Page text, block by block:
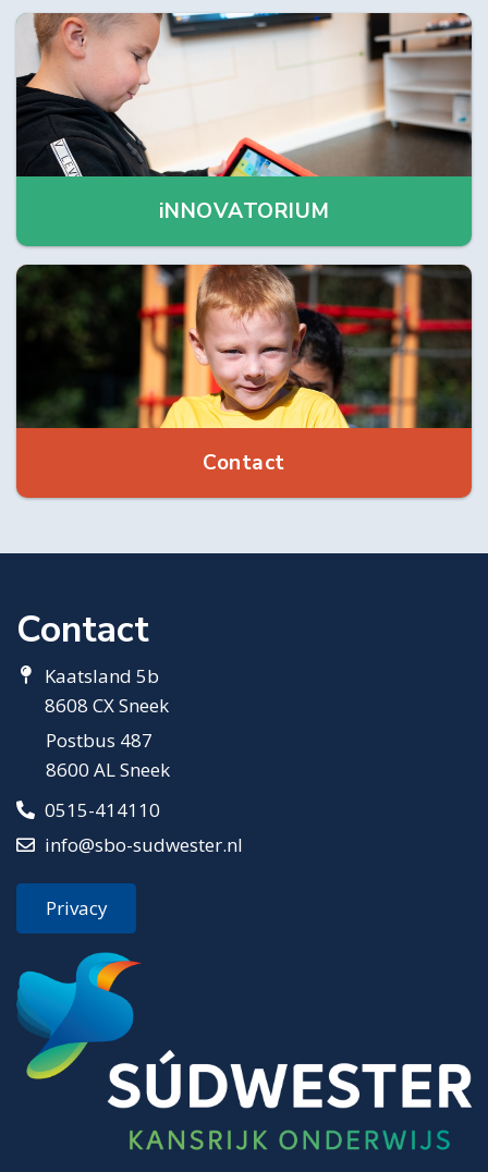
iNNOVATORIUM
Contact
Contact
Kaatsland 5b
8608 CX Sneek
Postbus 487
8600 AL Sneek
0515-414110
info@sbo-sudwester.nl
Privacy